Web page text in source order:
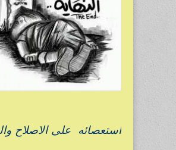
استعصائه على الاصلاح